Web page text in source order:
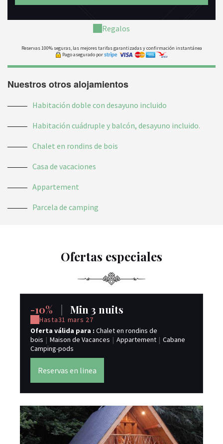
Regalos
Reservas 100% seguras, las mejores tarifas garantizadas y confirmación instantánea
Pago asegurado por
Nuestros otros alojamientos
Habitación doble con desayuno incluido
Habitación cuádruple y balcón, desayuno incluido.
Chalet en rondins de bois
Casa de vacaciones
Appartement
Parcela de camping
Ofertas especiales
-10% Min 3 nuits
Hasta31 mars 27
Oferta válida para : Chalet en rondins de
bois | Maison de Vacances | Appartement | Cabane
Camping-pods
Reservas en linea